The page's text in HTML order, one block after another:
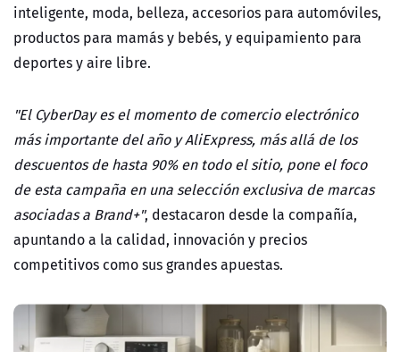
inteligente, moda, belleza, accesorios para automóviles,
productos para mamás y bebés, y equipamiento para
deportes y aire libre.
"El CyberDay es el momento de comercio electrónico
más importante del año y AliExpress, más allá de los
descuentos de hasta 90% en todo el sitio, pone el foco
de esta campaña en una selección exclusiva de marcas
asociadas a Brand+", destacaron desde la compañía,
apuntando a la calidad, innovación y precios
competitivos como sus grandes apuestas.